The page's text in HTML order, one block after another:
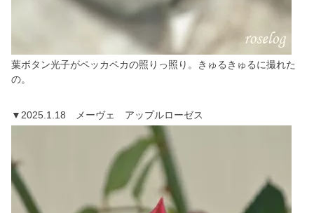
葉ボタン光子がペッカペカの照りっ照り。きゅるきゅるに撮れた
の。
▼2025.1.18 メーヴェ アップルローゼス